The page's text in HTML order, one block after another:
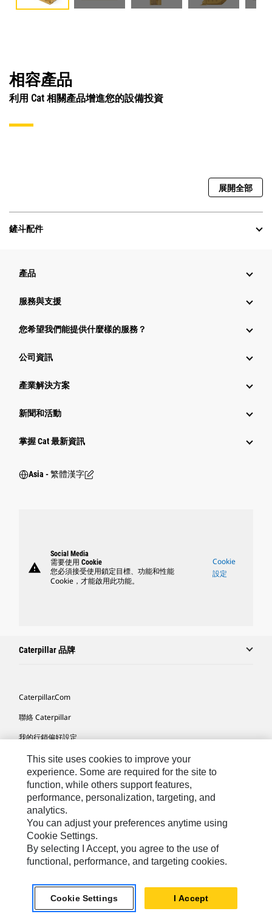
相容產品
利用 Cat 相關產品增進您的設備投資
展開全部
鏟斗配件
產品
服務與支援
您希望我們能提供什麼樣的服務？
公司資訊
產業解決方案
新聞和活動
掌握 Cat 最新資訊
Asia - 繁體漢字
warning
Social Media
需要使用 Cookie
您必須接受使用鎖定目標、功能和性能
Cookie，才能啟用此功能。
Cookie
設定
Caterpillar 品牌
Caterpillar.com
聯絡 Caterpillar
我的行銷偏好設定
網站地圖
Cookie Settings
法律
隱私權
關於 Cat
TW - Chinese© 2026 Caterpillar. All Rights Reserved.
This site uses cookies to improve your
experience. Some are required for the site to
function, while others support features,
performance, personalization, targeting, and
analytics.
You can adjust your preferences anytime using
Cookie Settings.
By selecting I Accept, you agree to the use of
functional, performance, and targeting cookies.
Cookie Settings I Accept